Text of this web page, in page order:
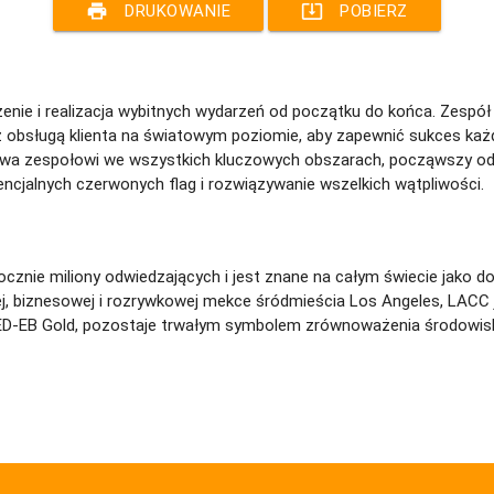
print DRUKOWANIE system_update_alt POBIERZ
i realizacja wybitnych wydarzeń od początku do końca.
klienta na światowym poziomie, aby zapewnić sukces
zespołowi we wszystkich kluczowych obszarach, począwszy
czerwonych flag i rozwiązywanie wszelkich wątpliwości.
miliony odwiedzających i jest znane na całym świecie jako
biznesowej i rozrywkowej mekce śródmieścia Los Angeles,
EB Gold, pozostaje trwałym symbolem zrównoważenia